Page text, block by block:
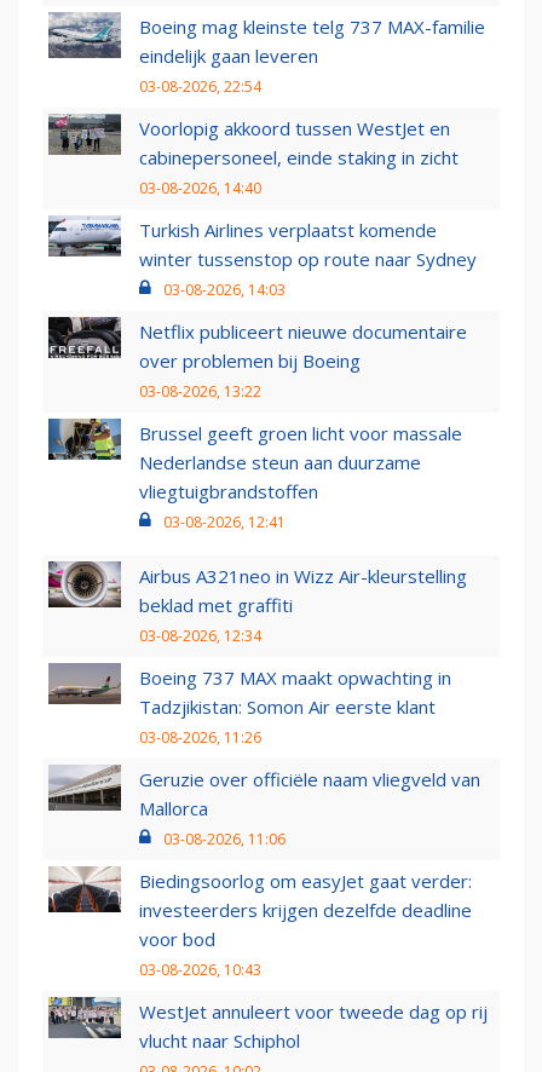
Boeing mag kleinste telg 737 MAX-familie
eindelijk gaan leveren
03-08-2026, 22:54
Voorlopig akkoord tussen WestJet en
cabinepersoneel, einde staking in zicht
03-08-2026, 14:40
Turkish Airlines verplaatst komende
winter tussenstop op route naar Sydney
03-08-2026, 14:03
Netflix publiceert nieuwe documentaire
over problemen bij Boeing
03-08-2026, 13:22
Brussel geeft groen licht voor massale
Nederlandse steun aan duurzame
vliegtuigbrandstoffen
03-08-2026, 12:41
Airbus A321neo in Wizz Air-kleurstelling
beklad met graffiti
03-08-2026, 12:34
Boeing 737 MAX maakt opwachting in
Tadzjikistan: Somon Air eerste klant
03-08-2026, 11:26
Geruzie over officiële naam vliegveld van
Mallorca
03-08-2026, 11:06
Biedingsoorlog om easyJet gaat verder:
investeerders krijgen dezelfde deadline
voor bod
03-08-2026, 10:43
WestJet annuleert voor tweede dag op rij
vlucht naar Schiphol